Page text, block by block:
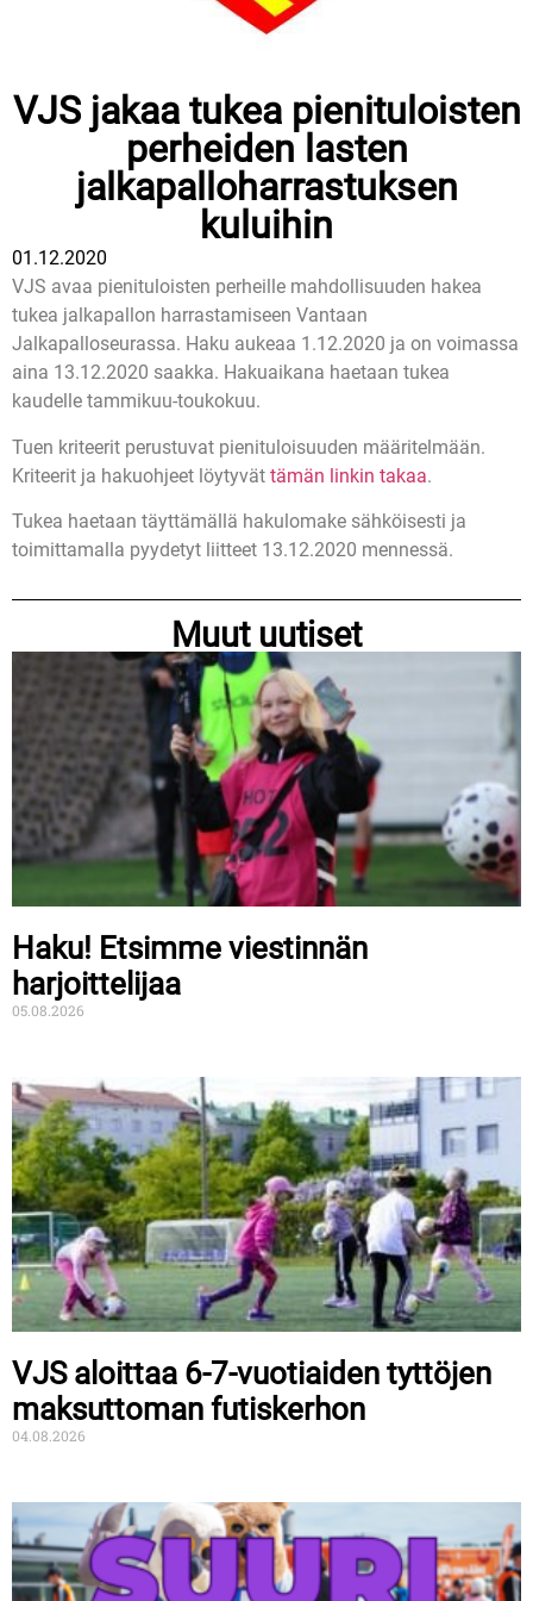
VJS jakaa tukea pienituloisten
perheiden lasten
jalkapalloharrastuksen
kuluihin
01.12.2020
VJS avaa pienituloisten perheille mahdollisuuden hakea
tukea jalkapallon harrastamiseen Vantaan
Jalkapalloseurassa. Haku aukeaa 1.12.2020 ja on voimassa
aina 13.12.2020 saakka. Hakuaikana haetaan tukea
kaudelle tammikuu-toukokuu.
Tuen kriteerit perustuvat pienituloisuuden määritelmään.
Kriteerit ja hakuohjeet löytyvät tämän linkin takaa.
Tukea haetaan täyttämällä hakulomake sähköisesti ja
toimittamalla pyydetyt liitteet 13.12.2020 mennessä.
Muut uutiset
Haku! Etsimme viestinnän
harjoittelijaa
05.08.2026
VJS aloittaa 6-7-vuotiaiden tyttöjen
maksuttoman futiskerhon
04.08.2026